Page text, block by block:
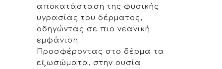
αποκατάσταση της φυσικής
υγρασίας του δέρματος,
οδηγώντας σε πιο νεανική
εμφάνιση.
Προσφέροντας στο δέρμα τα
εξωσώματα, στην ουσία